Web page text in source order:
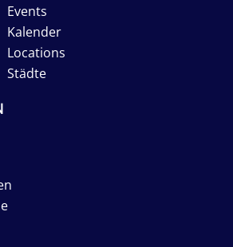
Events
Kalender
Locations
Städte